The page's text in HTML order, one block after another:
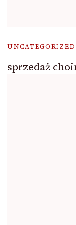
UNCATEGORIZED
sprzedaż